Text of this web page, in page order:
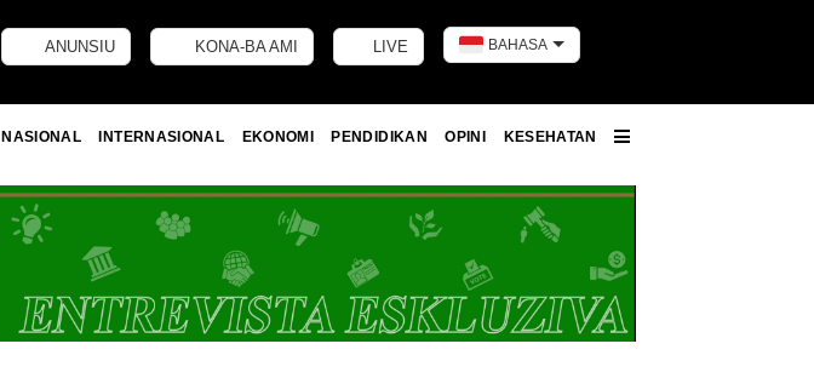
ANUNSIU KONA-BA AMI LIVE BAHASA
NASIONAL INTERNASIONAL EKONOMI PENDIDIKAN OPINI
KESEHATAN